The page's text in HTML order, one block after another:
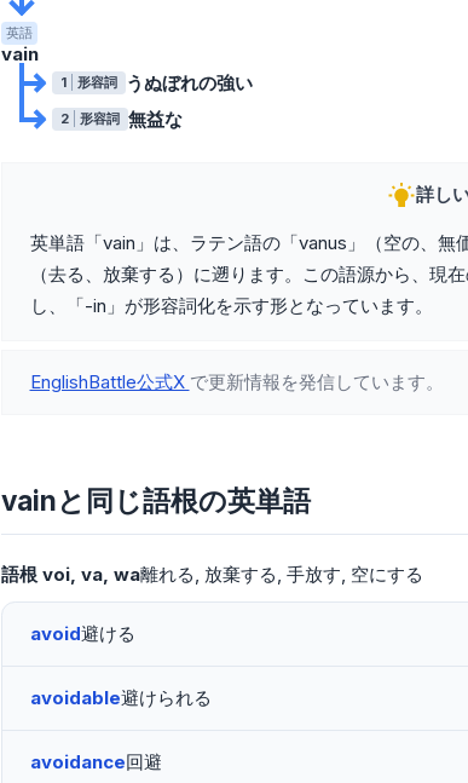
英語
vain
1 形容詞 うぬぼれの強い
2 形容詞 無益な
詳し
英単語「vain」は、ラテン語の「vanus」（空の、無
（去る、放棄する）に遡ります。この語源から、現
し、「-in」が形容詞化を示す形となっています。
EnglishBattle公式X で更新情報を発信しています。
vainと同じ語根の英単語
語根 voi va wa離れる 放棄する 手放す 空にする
avoid避ける
avoidable避けられる
avoidance回避